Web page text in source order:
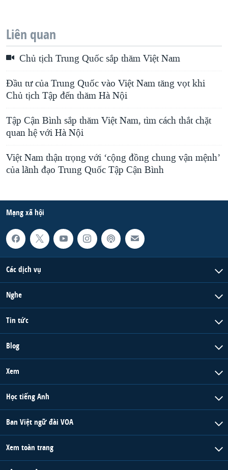
Liên quan
Chủ tịch Trung Quốc sắp thăm Việt Nam
Đầu tư của Trung Quốc vào Việt Nam tăng vọt khi
Chủ tịch Tập đến thăm Hà Nội
Tập Cận Bình sắp thăm Việt Nam, tìm cách thắt chặt
quan hệ với Hà Nội
Việt Nam thận trọng với ‘cộng đồng chung vận mệnh’
của lãnh đạo Trung Quốc Tập Cận Bình
Mạng xã hội
Các dịch vụ
Nghe
Tin tức
Blog
Xem
Học tiếng Anh
Ban Việt ngữ đài VOA
Xem toàn trang